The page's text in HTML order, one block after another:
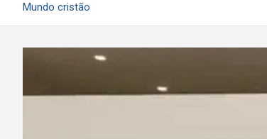
Mundo cristão